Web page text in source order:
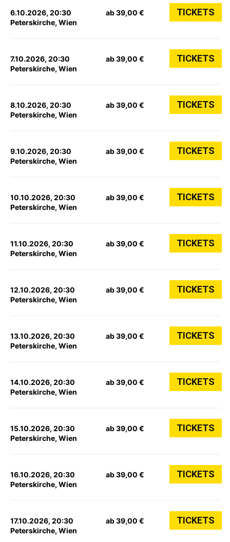
6.10.2026, 20:30
Peterskirche, Wien
ab 39,00 € TICKETS
7.10.2026, 20:30
Peterskirche, Wien
ab 39,00 € TICKETS
8.10.2026, 20:30
Peterskirche, Wien
ab 39,00 € TICKETS
9.10.2026, 20:30
Peterskirche, Wien
ab 39,00 € TICKETS
10.10.2026, 20:30
Peterskirche, Wien
ab 39,00 € TICKETS
11.10.2026, 20:30
Peterskirche, Wien
ab 39,00 € TICKETS
12.10.2026, 20:30
Peterskirche, Wien
ab 39,00 € TICKETS
13.10.2026, 20:30
Peterskirche, Wien
ab 39,00 € TICKETS
14.10.2026, 20:30
Peterskirche, Wien
ab 39,00 € TICKETS
15.10.2026, 20:30
Peterskirche, Wien
ab 39,00 € TICKETS
16.10.2026, 20:30
Peterskirche, Wien
ab 39,00 € TICKETS
17.10.2026, 20:30
Peterskirche, Wien
ab 39,00 € TICKETS